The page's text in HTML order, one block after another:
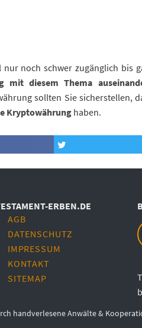
nur noch schwer zugänglich bis
mit diesem Thema
sollten Sie sicherstellen,
Kryptowährung haben.
ERBEN.DE
AGB
DATENSCHUTZ
IMPRESSUM
KONTAKT
SITEMAP
handverlesene Anwälte &